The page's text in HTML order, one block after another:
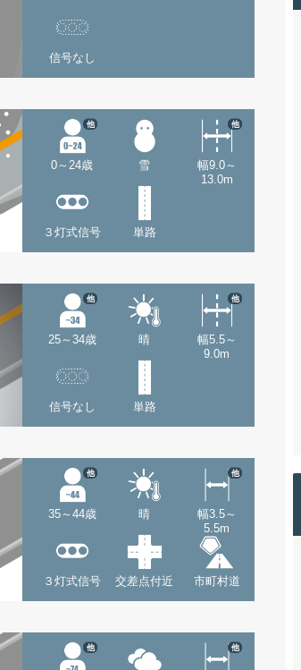
信号なし
0～24歳
他
雪
幅9.0～
13.0m
他
３灯式信号 単路
25～34歳
他
晴
幅5.5～
9.0m
他
信号なし 単路
35～44歳
他
晴
幅3.5～
5.5m
他
３灯式信号 交差点付近 市町村道
他 他